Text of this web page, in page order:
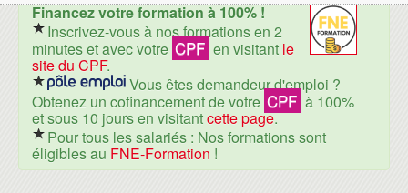
Financez votre formation à 100% !
Inscrivez-vous à nos formations en 2
minutes et avec votre CPF en visitant le
site du CPF.
Vous êtes demandeur d'emploi ?
Obtenez un cofinancement de votre CPF à 100%
et sous 10 jours en visitantcette page.
Pour tous les salariés : Nos formations sont
éligibles au FNE-Formation !